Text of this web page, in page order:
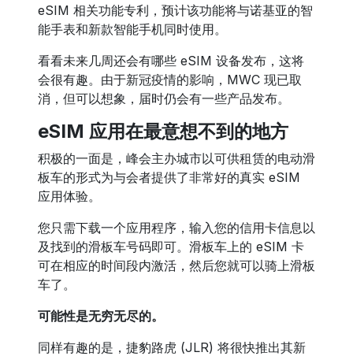
eSIM 相关功能专利，预计该功能将与诺基亚的智
能手表和新款智能手机同时使用。
看看未来几周还会有哪些 eSIM 设备发布，这将
会很有趣。由于新冠疫情的影响，MWC 现已取
消，但可以想象，届时仍会有一些产品发布。
eSIM 应用在最意想不到的地方
积极的一面是，峰会主办城市以可供租赁的电动滑
板车的形式为与会者提供了非常好的真实 eSIM
应用体验。
您只需下载一个应用程序，输入您的信用卡信息以
及找到的滑板车号码即可。滑板车上的 eSIM 卡
可在相应的时间段内激活，然后您就可以骑上滑板
车了。
可能性是无穷无尽的。
同样有趣的是，捷豹路虎 (JLR) 将很快推出其新